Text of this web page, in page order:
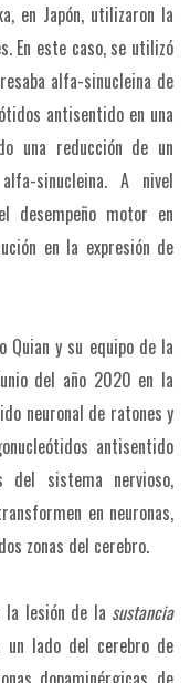
en Japón, utilizaron la
En este caso, se utilizó
alfa-sinucleina de
antisentido en una
una reducción de un
sinucleina. A nivel
desempeño motor en
en la expresión de
Quian y su equipo de la
del año 2020 en la
neuronal de ratones y
antisentido
sistema nervioso,
en neuronas,
zonas del cerebro.
la lesión de la sustancia
lado del cerebro de